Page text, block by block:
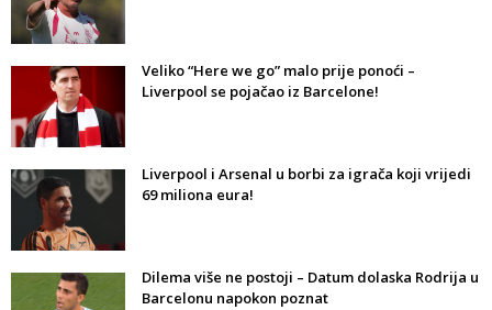
Veliko “Here we go” malo prije ponoći –
Liverpool se pojačao iz Barcelone!
Liverpool i Arsenal u borbi za igrača koji vrijedi
69 miliona eura!
Dilema više ne postoji – Datum dolaska Rodrija u
Barcelonu napokon poznat